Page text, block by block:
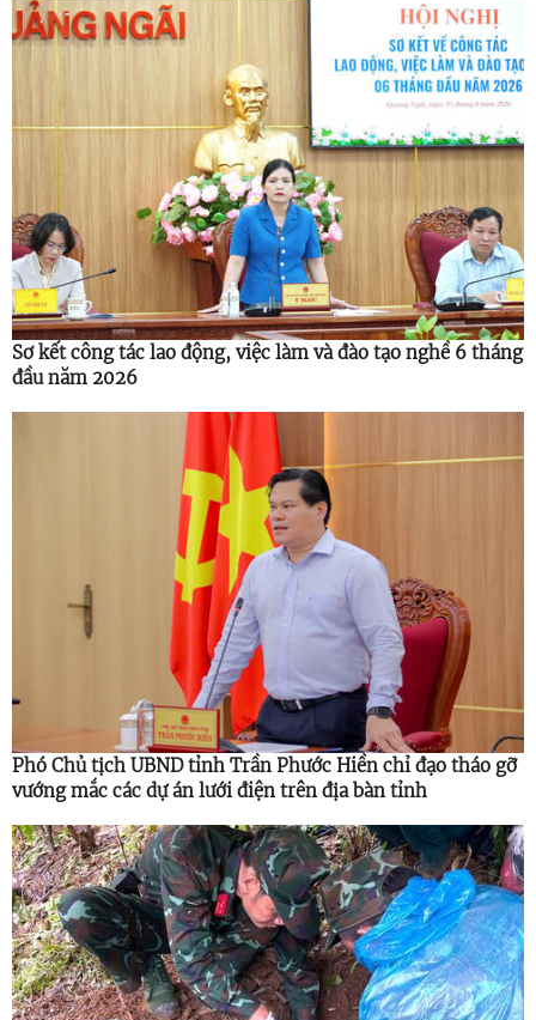
Sơ kết công tác lao động, việc làm và đào tạo nghề 6 tháng
đầu năm 2026
Phó Chủ tịch UBND tỉnh Trần Phước Hiền chỉ đạo tháo gỡ
vướng mắc các dự án lưới điện trên địa bàn tỉnh